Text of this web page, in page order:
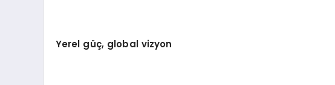
Yerel güç, global vizyon